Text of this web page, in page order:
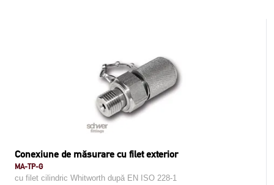
Conexiune de măsurare cu filet exterior
MA-TP-G
cu filet cilindric Whitworth după EN ISO 228-1